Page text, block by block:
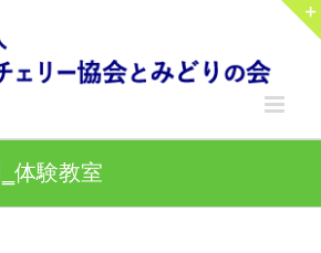
体験教室